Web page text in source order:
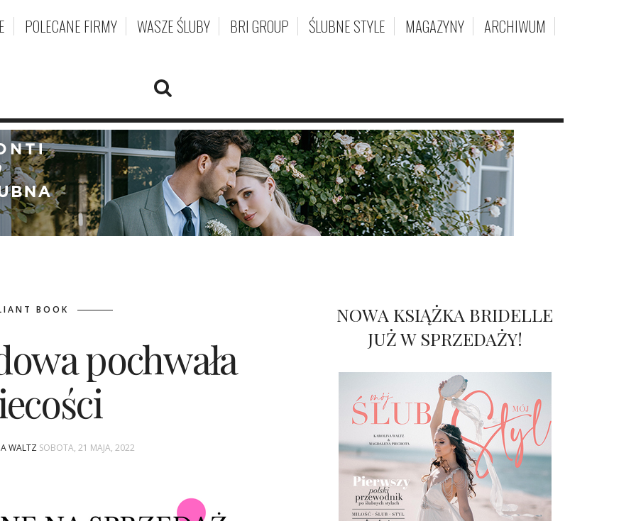
POLECANE FIRMY WASZE ŚLUBY BRI GROUP ŚLUBNE STYLE MAGAZYNY ARCHIWUM
BOOK
pochwała
WALTZ SOBOTA, 21 MAJA, 2022
NOWA KSIĄŻKA BRIDELLE
JUŻ W SPRZEDAŻY!